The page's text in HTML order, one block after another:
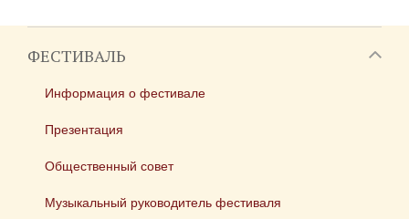
ФЕСТИВАЛЬ
Информация о фестивале
Презентация
Общественный совет
Музыкальный руководитель фестиваля